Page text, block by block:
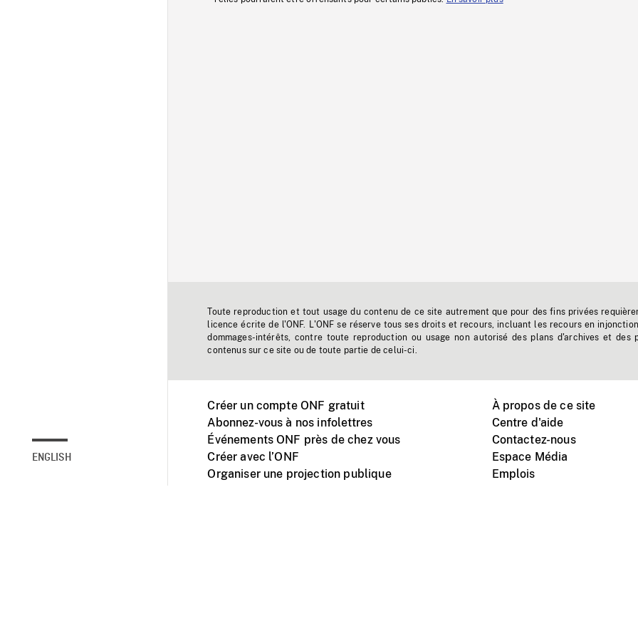
ENGLISH
Toute reproduction et tout usage du contenu de ce site autrement que pour des fins privées
licence écrite de l'ONF. L'ONF se réserve tous ses droits et recours, incluant les recours en
dommages-intérêts, contre toute reproduction ou usage non autorisé des plans d'archives et des
contenus sur ce site ou de toute partie de celui-ci.
Créer un compte ONF gratuit
Abonnez-vous à nos infolettres
Événements ONF près de chez vous
Créer avec l’ONF
Organiser une projection publique
À propos de ce site
Centre d'aide
Contactez-nous
Espace Média
Emplois